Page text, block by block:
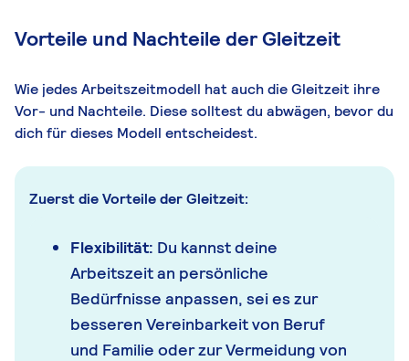
Vorteile und Nachteile der Gleitzeit
Wie jedes Arbeitszeitmodell hat auch die Gleitzeit ihre
Vor- und Nachteile. Diese solltest du abwägen, bevor du
dich für dieses Modell entscheidest.
Zuerst die Vorteile der Gleitzeit:
Flexibilität: Du kannst deine
Arbeitszeit an persönliche
Bedürfnisse anpassen, sei es zur
besseren Vereinbarkeit von Beruf
und Familie oder zur Vermeidung von